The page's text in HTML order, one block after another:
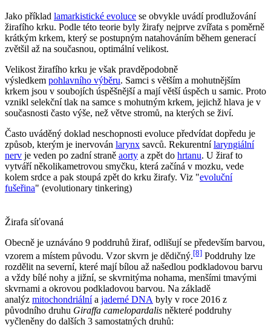
Jako příklad lamarkistické evoluce se obvykle uvádí prodlužování
žirafího krku. Podle této teorie byly žirafy nejprve zvířata s poměrně
krátkým krkem, který se postupným natahováním během generací
zvětšil až na současnou, optimální velikost.
Velikost žirafího krku je však pravděpodobně
výsledkem pohlavního výběru. Samci s větším a mohutnějším
krkem jsou v soubojích úspěšnější a mají větší úspěch u samic. Proto
vznikl selekční tlak na samce s mohutným krkem, jejichž hlava je v
současnosti často výše, než větve stromů, na kterých se živí.
Často uváděný doklad neschopnosti evoluce předvídat dopředu je
způsob, kterým je inervován larynx savců. Rekurentnílaryngiální
nerv je veden po zadní straně aorty a zpět do hrtanu. U žiraf to
vytváří několikametrovou smyčku, která začíná v mozku, vede
kolem srdce a pak stoupá zpět do krku žirafy. Viz "evoluční
fušeřina" (evolutionary tinkering)
Žirafa síťovaná
Obecně je uznáváno 9 poddruhů žiraf, odlišují se především barvou,
vzorem a místem původu. Vzor skvrn je dědičný.[8] Poddruhy lze
rozdělit na severní, které mají bílou až našedlou podkladovou barvu
a vždy bílé nohy a jižní, se skvrnitýma nohama, menšími tmavými
skvrnami a okrovou podkladovou barvou. Na základě
analýz mitochondriální a jaderné DNA byly v roce 2016 z
původního druhu Giraffa camelopardalis některé poddruhy
vyčleněny do dalších 3 samostatných druhů: